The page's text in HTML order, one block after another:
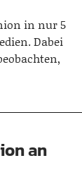
in nur 5
Dabei
an